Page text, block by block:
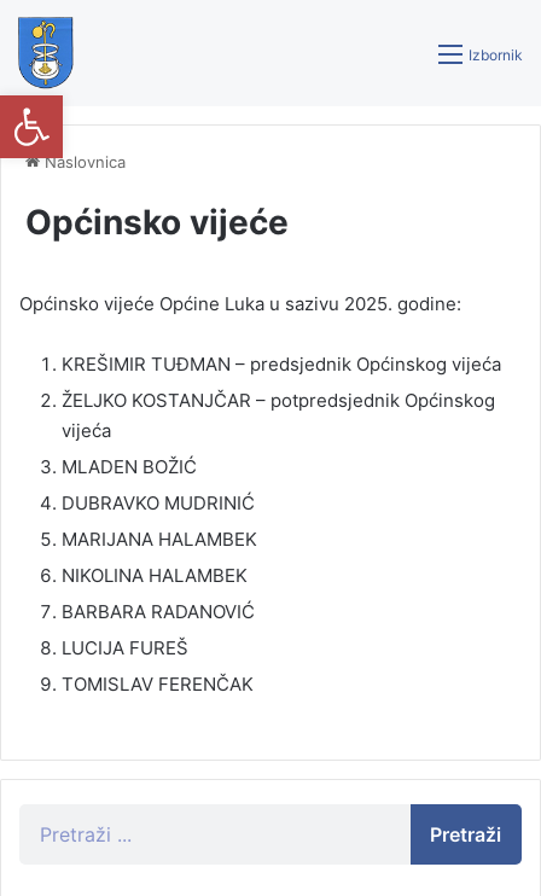
Izbornik
Naslovnica
Općinsko vijeće
Općinsko vijeće Općine Luka u sazivu 2025. godine:
KREŠIMIR TUĐMAN – predsjednik Općinskog vijeća
ŽELJKO KOSTANJČAR – potpredsjednik Općinskog
vijeća
MLADEN BOŽIĆ
DUBRAVKO MUDRINIĆ
MARIJANA HALAMBEK
NIKOLINA HALAMBEK
BARBARA RADANOVIĆ
LUCIJA FUREŠ
TOMISLAV FERENČAK
Pretraži
Open toolbar